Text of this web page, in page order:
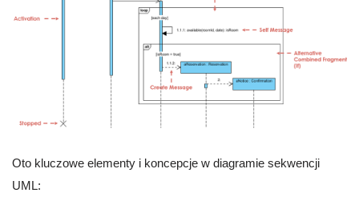
Oto kluczowe elementy i koncepcje w diagramie sekwencji
UML: